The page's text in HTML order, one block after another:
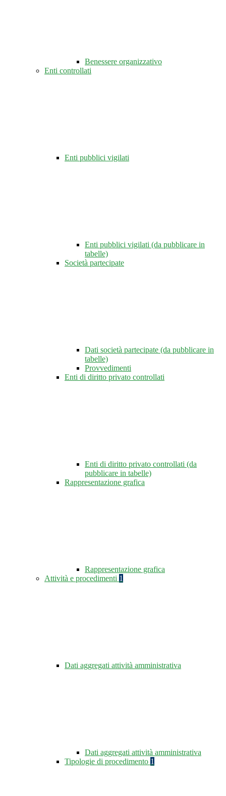
Benessere organizzativo
Enti controllati
Enti pubblici vigilati
Enti pubblici vigilati (da pubblicare in
tabelle)
Società partecipate
Dati società partecipate (da pubblicare in
tabelle)
Provvedimenti
Enti di diritto privato controllati
Enti di diritto privato controllati (da
pubblicare in tabelle)
Rappresentazione grafica
Rappresentazione grafica
Attività e procedimenti 1
Dati aggregati attività amministrativa
Dati aggregati attività amministrativa
Tipologie di procedimento 1